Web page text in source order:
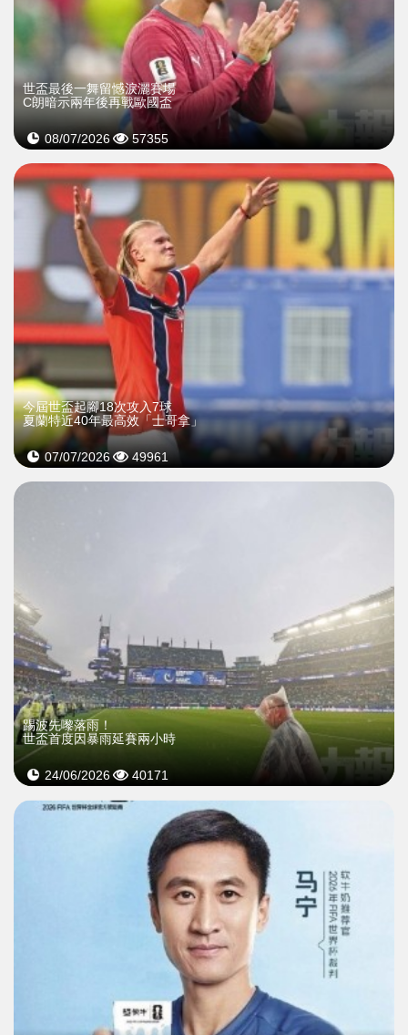
世盃最後一舞留憾淚灑賽場
C朗暗示兩年後再戰歐國盃
08/07/2026 57355
今屆世盃起腳18次攻入7球
夏蘭特近40年最高效「士哥拿」
07/07/2026 49961
踢波先嚟落雨！
世盃首度因暴雨延賽兩小時
24/06/2026 40171